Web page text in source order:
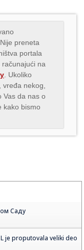
. Nije preneta
portala
na
. Ukoliko
nekog,
Vas da nas o
kako bismo
Саду
je proputovala veliki deo